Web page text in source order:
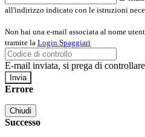
all'indirizzo indicato con le istruzioni
Non hai una e-mail associata al nome
tramite la Login Spaggiari
E-mail inviata, si prega di
Errore
Chiudi
Successo